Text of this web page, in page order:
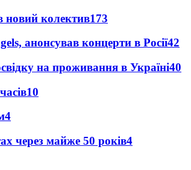
новий колектив173
анонсував концерти в Росії42
на проживання в Україні40
10
4
через майже 50 років4